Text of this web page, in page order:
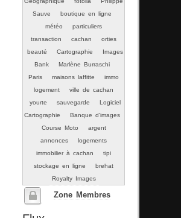
Sauve
boutique en ligne
météo
particuliers
transaction
cachan
orties
beauté
Cartographie
Images
Bank
Marlène Burraschi
Paris
maisons laffitte
immo
logement
ville de cachan
yourte
sauvegarde
Logiciel
Cartographie
Banque d'images
Course Moto
argent
annonces
logements
immobilier à cachan
tipi
stockage en ligne
brehat
Royalty Images
Zone Membres